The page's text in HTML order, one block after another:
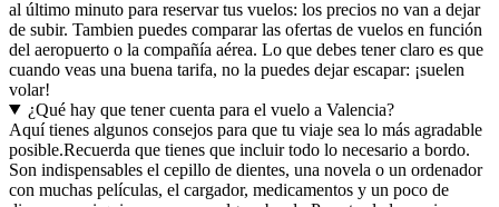
al último minuto para reservar tus vuelos: los precios no van a dejar
de subir. Tambien puedes comparar las ofertas de vuelos en función
del aeropuerto o la compañía aérea. Lo que debes tener claro es que
cuando veas una buena tarifa, no la puedes dejar escapar: ¡suelen
volar!
¿Qué hay que tener cuenta para el vuelo a Valencia?
Aquí tienes algunos consejos para que tu viaje sea lo más agradable
posible.Recuerda que tienes que incluir todo lo necesario a bordo.
Son indispensables el cepillo de dientes, una novela o un ordenador
con muchas películas, el cargador, medicamentos y un poco de